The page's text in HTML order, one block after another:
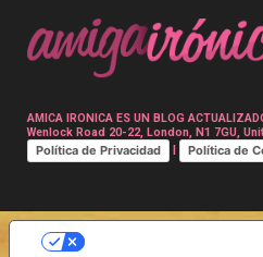
AMICA IRONICA ES UN BLOG
Wenlock Road 20-22, London, N1 7GU,
Política de Privacidad Política de
SUS OPCIONES DE